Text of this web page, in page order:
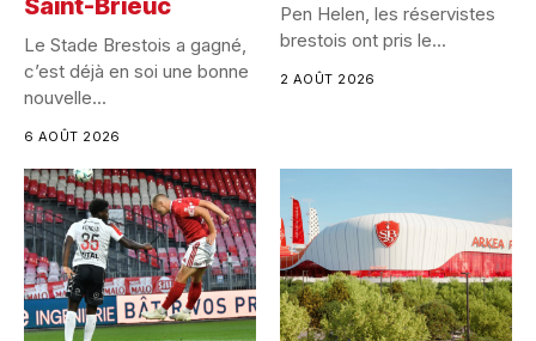
Le Stade Brestois a gagné,
c’est déjà en soi une bonne
nouvelle...
6 AOÛT 2026
Pen Helen, les réservistes
brestois ont pris le...
2 AOÛT 2026